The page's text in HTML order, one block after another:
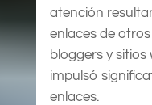
atención
enlaces de
bloggers y
impulsó
enlaces.